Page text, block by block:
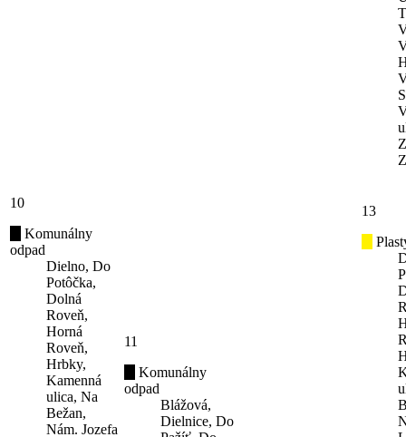
10
Komunálny
odpad
Dielno, Do
Potôčka,
Dolná
Roveň,
Horná
Roveň,
Hrbky,
Kamenná
ulica, Na
Bežan,
Nám. Jozefa
11
Komunálny
odpad
Blážová,
Dielnice, Do
13